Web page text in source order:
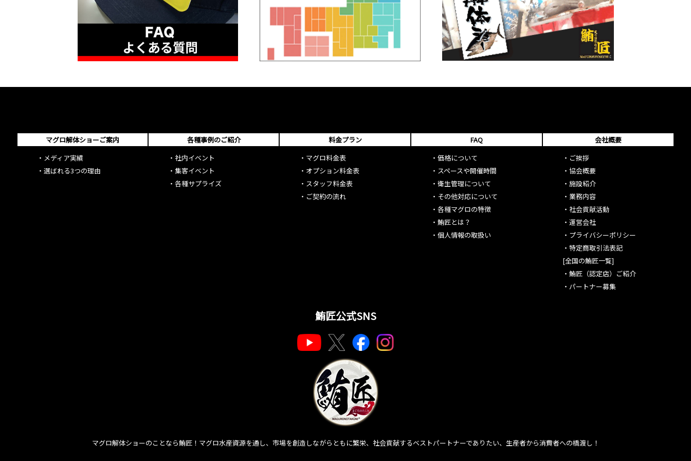
マグロ解体ショーご案内
・ メディア実績
・ 選ばれる3つの理由
各種事例のご紹介
・ 社内イベント
・ 集客イベント
・ 各種サプライズ
料金プラン
・ マグロ料金表
・ オプション料金表
・ スタッフ料金表
・ ご契約の流れ
FAQ
・価格について
・ スペースや開催時間
・衛生管理について
・ その他対応について
・各種マグロの特徴
・鮪匠とは？
・個人情報の取扱い
会社概要
・ ご挨拶
・協会概要
・施設紹介
・ 業務内容
・社会貢献活動
・運営会社
・ プライバシーポリシー
・特定商取引法表記
[全国の鮪匠一覧]
・鮪匠（認定店）ご紹介
・パートナー募集
鮪匠公式SNS
マグロ解体ショーのことなら鮪匠！マグロ水産資源を通し、市場を創造しながらともに繁栄、社会貢献するベストパートナーでありたい、生産者から消費者への橋渡し！